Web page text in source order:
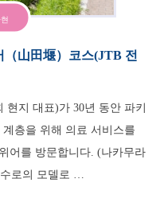
山田堰）코스(JTB 전
지 대표)가 30년 동안 파키
층을 위해 의료 서비스를
어를 방문합니다. (나카무라
로의 모델로 …